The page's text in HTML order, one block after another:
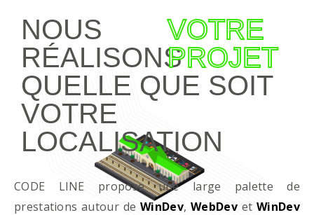
NOUS
RÉALISONS
VOTRE
PROJET
QUELLE QUE SOIT
VOTRE
LOCALISATION
CODE LINE propose une large palette de
prestations autour deWinDev,WebDevet WinDev